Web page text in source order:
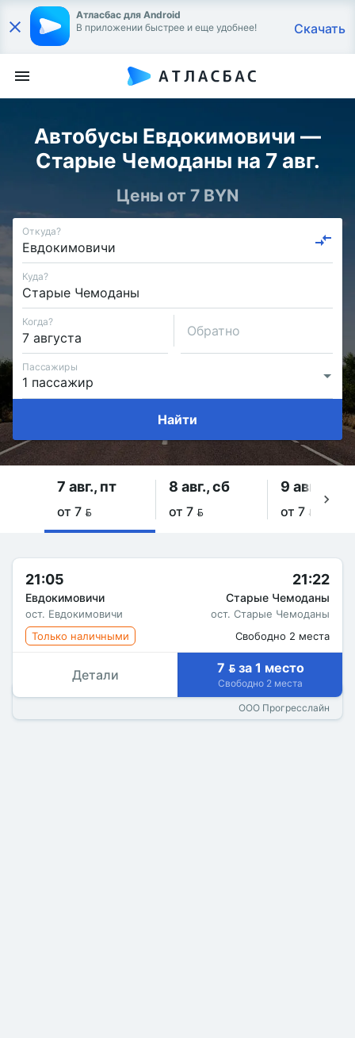
Атласбас для Android
В приложении быстрее и еще удобнее!
Скачать
Автобусы Евдокимовичи —
Старые Чемоданы на 7 авг.
Цены от 7 BYN
Откуда?
Куда?
Когда?
Обратно
Пассажиры
Найти
7 авг., пт
от 7 
8 авг., сб
от 7 
9 авг., вс
от 7 
21:05
Евдокимовичи
ост. Евдокимовичи
21:22
Старые Чемоданы
ост. Старые Чемоданы
Только наличными
Свободно 2 места
Детали 7  за 1 место
Свободно 2 места
ООО Прогресслайн